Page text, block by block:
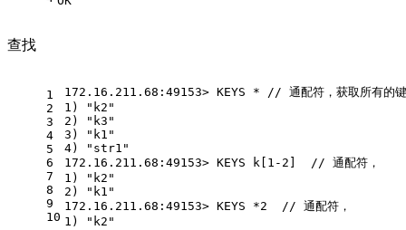
查找
1
2
3
4
5
6
7
8
9
10
172.16.211.68:49153> KEYS * // 通配符，获取所有的键
1) "k2"
2) "k3"
3) "k1"
4) "str1"
172.16.211.68:49153> KEYS k[1-2]  // 通配符，
1) "k2"
2) "k1"
172.16.211.68:49153> KEYS *2  // 通配符，
1) "k2"